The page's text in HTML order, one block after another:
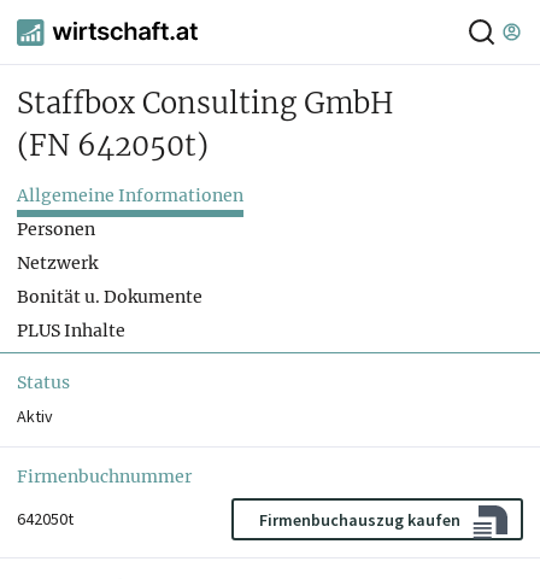
Staffbox Consulting GmbH
(FN 642050t)
Allgemeine Informationen
Personen
Netzwerk
Bonität u. Dokumente
PLUS Inhalte
Status
Aktiv
Firmenbuchnummer
642050t
Firmenbuchauszug kaufen